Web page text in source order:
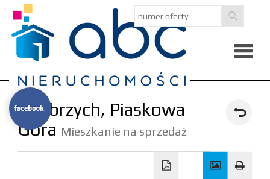
firmie
Kredyty
Wałbrzych, Piaskowa
Góra Mieszkanie na sprzedaż